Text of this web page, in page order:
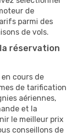
de
parmi des
de vols.
réservation
cours de
de tarification
aériennes,
et la
le meilleur prix
conseillons de